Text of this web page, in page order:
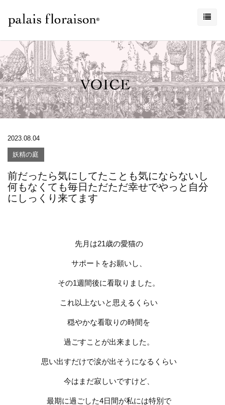
2023.08.04
妖精の庭
前だったら気にしてたことも気にならないし
何もなくても毎日ただただ幸せでやっと自分
にしっくり来てます
先月は21歳の愛猫の
サポートをお願いし、
その1週間後に看取りました。
これ以上ないと思えるくらい
穏やかな看取りの時間を
過ごすことが出来ました。
思い出すだけで涙が出そうになるくらい
今はまだ寂しいですけど、
最期に過ごした4日間が私には特別で